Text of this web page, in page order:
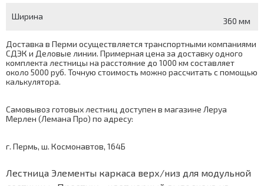
Ширина 360 мм
Доставка в Перми осуществляется транспортными компаниями
СДЭК и Деловые линии. Примерная цена за доставку одного
комплекта лестницы на расстояние до 1000 км составляет
около 5000 руб. Точную стоимость можно рассчитать с помощью
калькулятора.
Самовывоз готовых лестниц доступен в магазине Леруа
Мерлен (Лемана Про) по адресу:
г. Пермь, ш. Космонавтов, 164Б
Лестница Элементы каркаса верх/низ для модульной